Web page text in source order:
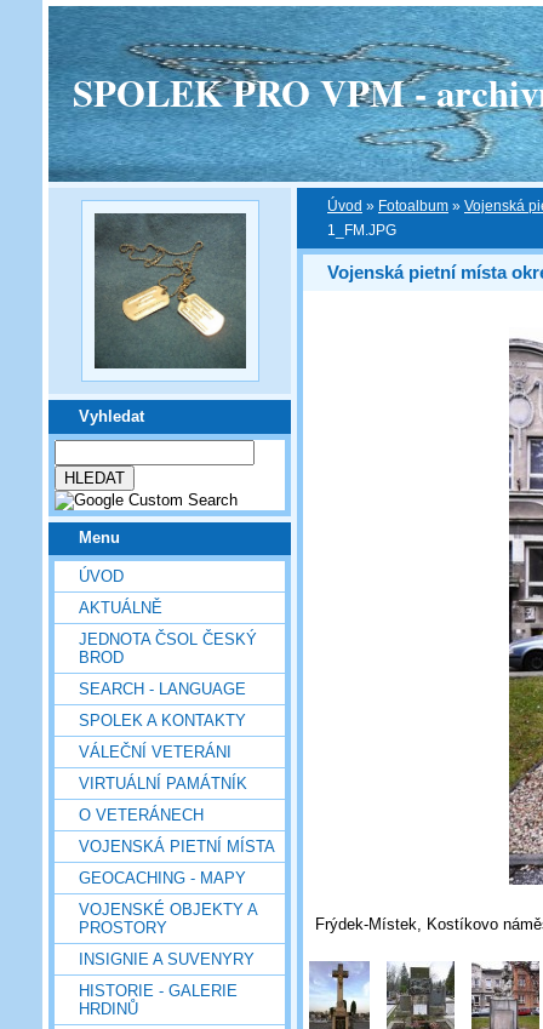
SPOLEK PRO VPM -
Vyhledat
Menu
ÚVOD
AKTUÁLNĚ
JEDNOTA ČSOL ČESKÝ
BROD
SEARCH - LANGUAGE
SPOLEK A KONTAKTY
VÁLEČNÍ VETERÁNI
VIRTUÁLNÍ PAMÁTNÍK
O VETERÁNECH
VOJENSKÁ PIETNÍ MÍSTA
GEOCACHING - MAPY
VOJENSKÉ OBJEKTY A
PROSTORY
INSIGNIE A SUVENYRY
HISTORIE - GALERIE
HRDINŮ
Úvod » Fotoalbum » Vojenská
1_FM.JPG
Vojenská pietní místa
Frýdek-Místek, Kostíkovo